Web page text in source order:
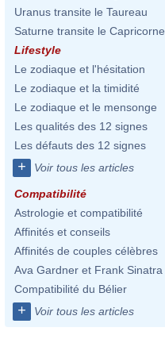
Uranus transite le Taureau
Saturne transite le Capricorne
Lifestyle
Le zodiaque et l'hésitation
Le zodiaque et la timidité
Le zodiaque et le mensonge
Les qualités des 12 signes
Les défauts des 12 signes
+ Voir tous les articles
Compatibilité
Astrologie et compatibilité
Affinités et conseils
Affinités de couples célèbres
Ava Gardner et Frank Sinatra
Compatibilité du Bélier
+ Voir tous les articles